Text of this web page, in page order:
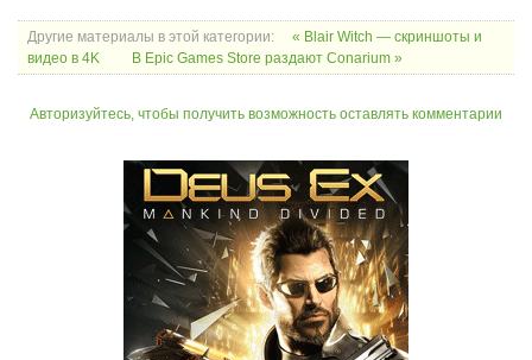
Другие материалы в этой категории:
« Blair Witch — скриншоты и
видео в 4K
В Epic Games Store раздают Conarium »
Авторизуйтесь, чтобы получить возможность оставлять комментарии